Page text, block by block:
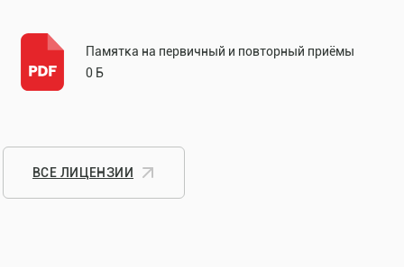
Памятка на первичный и повторный приёмы
0 Б
ВСЕ ЛИЦЕНЗИИ